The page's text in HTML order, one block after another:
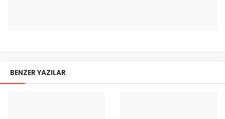
BENZER YAZILAR